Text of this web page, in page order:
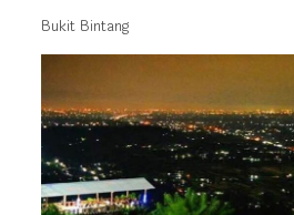
Bukit Bintang